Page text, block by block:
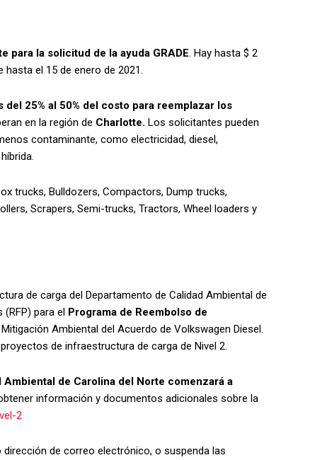
para la solicitud de la ayuda GRADE. Hay hasta $ 2
hasta el 15 de enero de 2021.
25% al ​​50% del costo para reemplazar los
en la región de Charlotte. Los solicitantes pueden
contaminante, como electricidad, diesel,
trucks, Bulldozers, Compactors, Dump trucks,
Scrapers, Semi-trucks, Tractors, Wheel loaders y
de carga del Departamento de Calidad Ambiental de
para el Programa de Reembolso de
Ambiental del Acuerdo de Volkswagen Diesel.
de infraestructura de carga de Nivel 2.
de Carolina del Norte comenzará a
información y documentos adicionales sobre la
2
de correo electrónico, o suspenda las